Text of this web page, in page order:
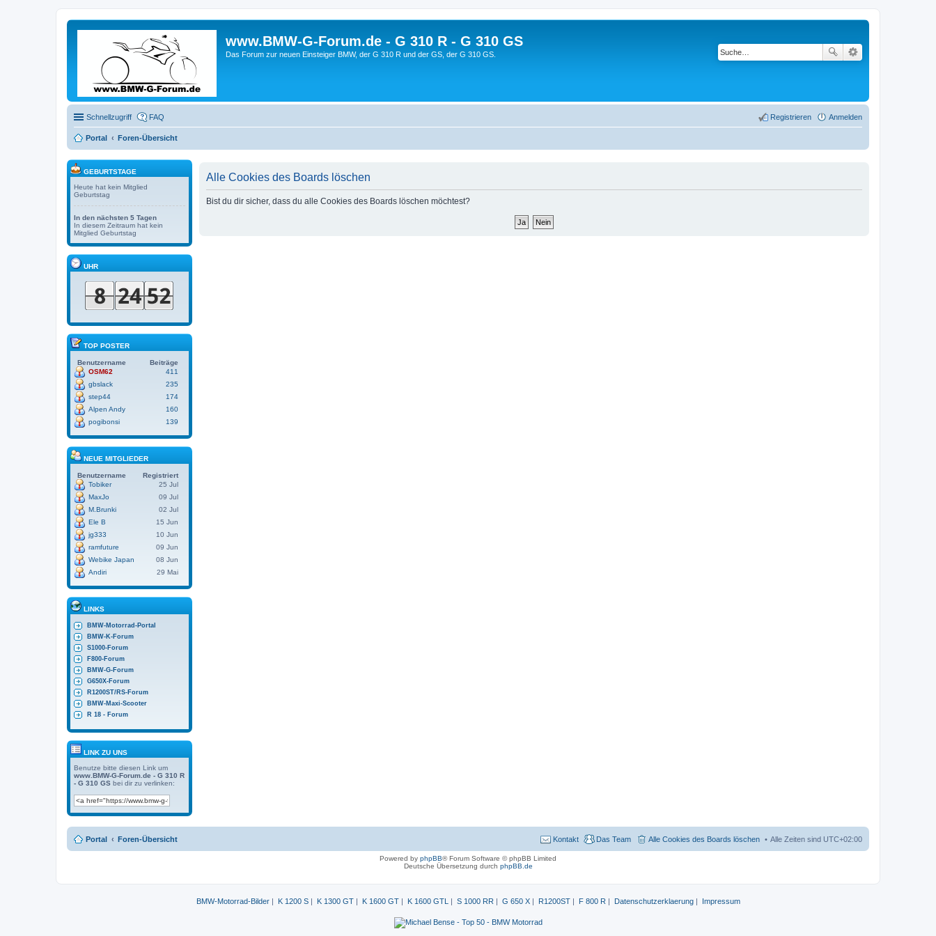
www.BMW-G-Forum.de - G 310 R - G 310 GS
Das Forum zur neuen Einsteiger BMW, der G 310 R und der GS, der G 310 GS.
Schnellzugriff FAQ Anmelden
Registrieren
Portal Foren-Übersicht
Alle Cookies des Boards löschen
Bist du dir sicher, dass du alle Cookies des Boards löschen möchtest?
GEBURTSTAGE
Heute hat kein Mitglied
Geburtstag
In den nächsten 5 Tagen
In diesem Zeitraum hat kein
Mitglied Geburtstag
UHR
TOP POSTER
Benutzername
Beiträge
OSM62
411
gbslack
235
step44
174
Alpen Andy
160
pogibonsi
139
NEUE MITGLIEDER
Benutzername
Registriert
Tobiker
25 Jul
MaxJo
09 Jul
M.Brunki
02 Jul
Ele B
15 Jun
jg333
10 Jun
ramfuture
09 Jun
Webike Japan
08 Jun
Andiri
29 Mai
LINKS
BMW-Motorrad-Portal
BMW-K-Forum
S1000-Forum
F800-Forum
BMW-G-Forum
G650X-Forum
R1200ST/RS-Forum
BMW-Maxi-Scooter
R 18 - Forum
LINK ZU UNS
Benutze bitte diesen Link um
www.BMW-G-Forum.de - G 310 R
- G 310 GS bei dir zu verlinken:
Portal Foren-Übersicht Alle Zeiten sind UTC+02:00
Alle Cookies des Boards löschen
Das Team
Kontakt
Powered by phpBB® Forum Software © phpBB Limited
Deutsche Übersetzung durch phpBB.de
BMW-Motorrad-Bilder| K 1200 S| K 1300 GT| K 1600 GT| K 1600 GTL | S 1000 RR | G 650 X| R1200ST| F 800 R | Datenschutzerklaerung| Impressum